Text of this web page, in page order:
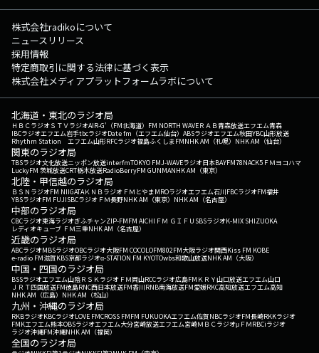
株式会社radikoについて
ニュースリリース
採用情報
特定商取引に関する法律に基づく表示
株式会社メディアプラットフォームラボについて
北海道・東北のラジオ局
ＨＢＣラジオＳＴＶラジオAIR-G'（FM北海道） FM NORTH WAVEＲＡＢ青森放送エフエム青森
IBCラジオエフエム岩手tbcラジオDate fm（エフエム仙台） ABSラジオエフエム秋田YBC山形放送
Rhythm Station エフエム山形RFCラジオ福島ふくしまFMNHK AM（札幌） NHK AM（仙台）
関東のラジオ局
TBSラジオ文化放送ニッポン放送interfmTOKYO FMJ-WAVEラジオ日本BAYFM78NACK5 ＦＭヨコハマ
LuckyFM 茨城放送CRT栃木放送RadioBerryFM GUNMANHK AM（東京）
北陸・甲信越のラジオ局
ＢＳＮラジオFM NIIGATAＫＮＢラジオ ＦＭとやまMROラジオエフエム石川FBCラジオFM福井
YBSラジオFM FUJISBCラジオ ＦＭ長野NHK AM（東京） NHK AM（名古屋）
中部のラジオ局
CBCラジオ東海ラジオぎふチャンZIP-FMFM AICHI ＦＭ ＧＩＦＵ SBSラジオK-MIX SHIZUOKA
レディオキューブ ＦＭ三重NHK AM（名古屋）
近畿のラジオ局
ABCラジオMBSラジオOBCラジオ大阪FM COCOLOFM802FM大阪ラジオ関西Kiss FM KOBE
e-radio FM滋賀KBS京都ラジオα-STATION FM KYOTOwbs和歌山放送NHK AM（大阪）
中国・四国のラジオ局
BSSラジオエフエム山陰ＲＳＫラジオ ＦＭ岡山RCCラジオ広島FM ＫＲＹ山口放送エフエム山口
ＪＲＴ四国放送FM徳島RNC西日本放送FM香川RNB南海放送FM愛媛RKC高知放送エフエム高知
NHK AM（広島） NHK AM（松山）
九州・沖縄のラジオ局
RKBラジオKBCラジオLOVE FMCROSS FMFM FUKUOKAエフエム佐賀NBCラジオFM長崎RKKラジオ
FMKエフエム熊本OBSラジオエフエム大分宮崎放送エフエム宮崎ＭＢＣラジオμＦＭRBCiラジオ
ラジオ沖縄FM沖縄NHK AM（福岡）
全国のラジオ局